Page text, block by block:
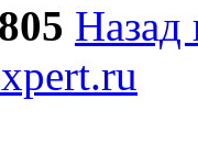
Назад